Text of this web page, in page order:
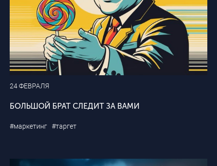
24 ФЕВРАЛЯ
БОЛЬШОЙ БРАТ СЛЕДИТ ЗА ВАМИ
#маркетинг #таргет